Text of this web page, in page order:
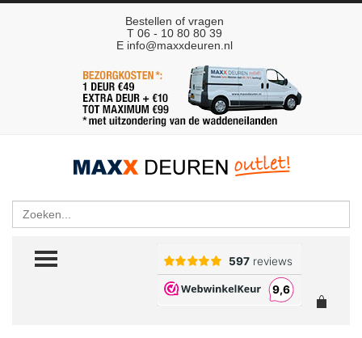
Bestellen of vragen
T 06 - 10 80 80 39
E info@maxxdeuren.nl
Zoeken
TOGGLE MENU